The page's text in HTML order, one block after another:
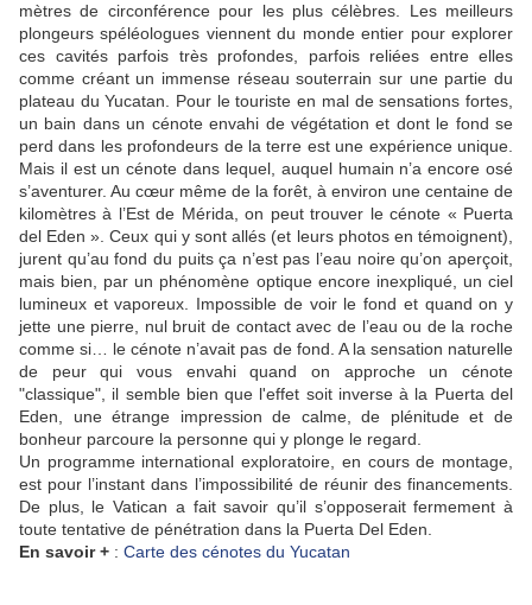
mètres de circonférence pour les plus célèbres. Les meilleurs
plongeurs spéléologues viennent du monde entier pour explorer
ces cavités parfois très profondes, parfois reliées entre elles
comme créant un immense réseau souterrain sur une partie du
plateau du Yucatan. Pour le touriste en mal de sensations fortes,
un bain dans un cénote envahi de végétation et dont le fond se
perd dans les profondeurs de la terre est une expérience unique.
Mais il est un cénote dans lequel, auquel humain n’a encore osé
s’aventurer. Au cœur même de la forêt, à environ une centaine de
kilomètres à l’Est de Mérida, on peut trouver le cénote « Puerta
del Eden ». Ceux qui y sont allés (et leurs photos en témoignent),
jurent qu’au fond du puits ça n’est pas l’eau noire qu’on aperçoit,
mais bien, par un phénomène optique encore inexpliqué, un ciel
lumineux et vaporeux. Impossible de voir le fond et quand on y
jette une pierre, nul bruit de contact avec de l’eau ou de la roche
comme si… le cénote n’avait pas de fond. A la sensation naturelle
de peur qui vous envahi quand on approche un cénote
"classique", il semble bien que l'effet soit inverse à la Puerta del
Eden, une étrange impression de calme, de plénitude et de
bonheur parcoure la personne qui y plonge le regard.
Un programme international exploratoire, en cours de montage,
est pour l’instant dans l’impossibilité de réunir des financements.
De plus, le Vatican a fait savoir qu’il s’opposerait fermement à
toute tentative de pénétration dans la Puerta Del Eden.
En savoir + : Carte des cénotes du Yucatan